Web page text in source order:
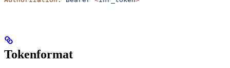
Tokenformat